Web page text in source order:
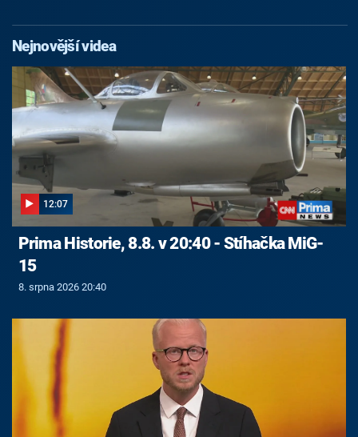
Nejnovější videa
12:07
Prima Historie, 8.8. v 20:40 - Stíhačka MiG-
15
8. srpna 2026 20:40